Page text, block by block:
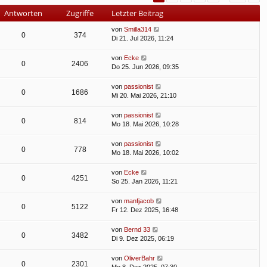
Antworten Zugriffe Letzter Beitrag
0 374
von Smilla314
Di 21. Jul 2026, 11:24
0 2406
von Ecke
Do 25. Jun 2026, 09:35
0 1686
von passionist
Mi 20. Mai 2026, 21:10
0 814
von passionist
Mo 18. Mai 2026, 10:28
0 778
von passionist
Mo 18. Mai 2026, 10:02
0 4251
von Ecke
So 25. Jan 2026, 11:21
0 5122
von manfjacob
Fr 12. Dez 2025, 16:48
0 3482
von Bernd 33
Di 9. Dez 2025, 06:19
0 2301
von OliverBahr